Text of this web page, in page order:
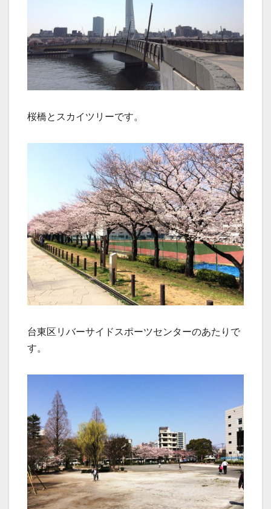
桜橋とスカイツリーです。
台東区リバーサイドスポーツセンターのあたりで
す。